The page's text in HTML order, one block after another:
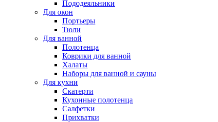
Пододеяльники
Для окон
Портьеры
Тюли
Для ванной
Полотенца
Коврики для ванной
Халаты
Наборы для ванной и сауны
Для кухни
Скатерти
Кухонные полотенца
Салфетки
Прихватки